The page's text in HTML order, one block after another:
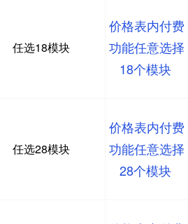
任选18模块
价格表内付费
功能任意选择
18个模块
任选28模块
价格表内付费
功能任意选择
28个模块